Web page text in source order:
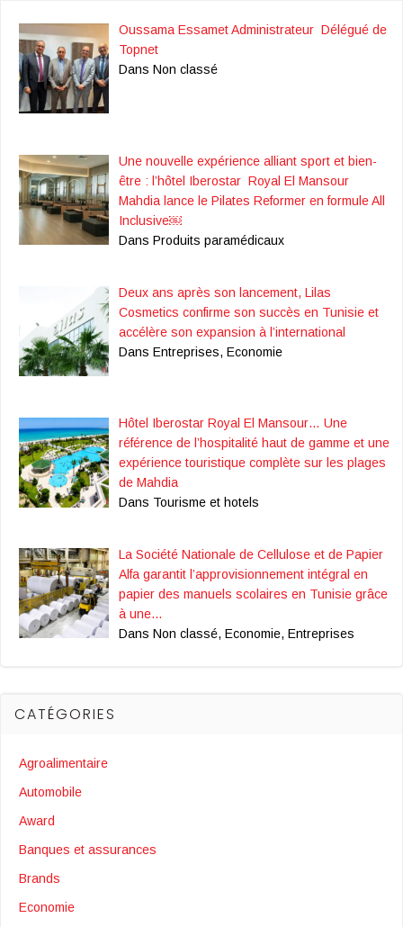
Oussama Essamet Administrateur Délégué de
Topnet
Dans Non classé
Une nouvelle expérience alliant sport et bien-
être : l’hôtel Iberostar Royal El Mansour
Mahdia lance le Pilates Reformer en formule All
Inclusive￼
Dans Produits paramédicaux
Deux ans après son lancement, Lilas
Cosmetics confirme son succès en Tunisie et
accélère son expansion à l’international
Dans Entreprises, Economie
Hôtel Iberostar Royal El Mansour… Une
référence de l’hospitalité haut de gamme et une
expérience touristique complète sur les plages
de Mahdia
Dans Tourisme et hotels
La Société Nationale de Cellulose et de Papier
Alfa garantit l’approvisionnement intégral en
papier des manuels scolaires en Tunisie grâce
à une…
Dans Non classé, Economie, Entreprises
CATÉGORIES
Agroalimentaire
Automobile
Award
Banques et assurances
Brands
Economie